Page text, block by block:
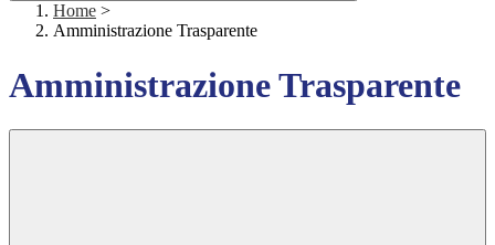
Home >
Amministrazione Trasparente
Amministrazione Trasparente